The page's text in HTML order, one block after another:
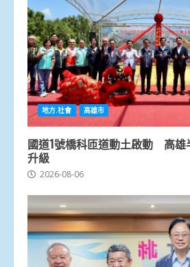
地方.社會 高雄市
國道1號橋科匝道動土啟動 高雄
升級
2026-08-06